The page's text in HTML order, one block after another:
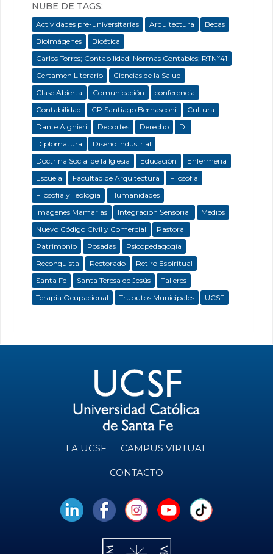
NUBE DE TAGS:
Actividades pre-universitarias Arquitectura
Becas
Bioimágenes
Bioética
Carlos Torres; Contabilidad; Normas Contables; RTNº41
Certamen Literario
Ciencias de la Salud
Clase Abierta
Comunicación
conferencia
Contabilidad
CP Santiago Bernasconi
Cultura
Dante Alghieri
Deportes Derecho
DI
Diplomatura
Diseño Industrial
Doctrina Social de la Iglesia
Educación
Enfermeria
Escuela
Facultad de Arquitectura
Filosofía
Filosofía y Teología
Humanidades
Imágenes Mamarias
Integración Sensorial
Medios
Nuevo Código Civil y Comercial
Pastoral
Patrimonio
Posadas
Psicopedagogía
Reconquista
Rectorado
Retiro Espiritual
Santa Fe
Santa Teresa de Jesús
Talleres
Terapia Ocupacional
Trubutos Municipales UCSF
LA UCSF CAMPUS VIRTUAL
CONTACTO